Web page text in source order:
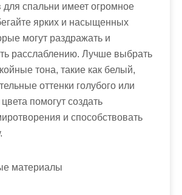
спальни имеет огромное
ярких и насыщенных
могут раздражать и
расслаблению. Лучше выбрать
тона, такие как белый,
оттенки голубого или
помогут создать
и способствовать
материалы